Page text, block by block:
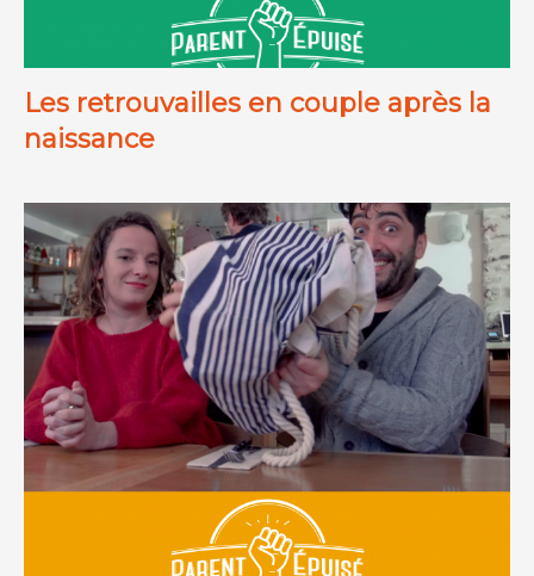
Les retrouvailles en couple après la
naissance